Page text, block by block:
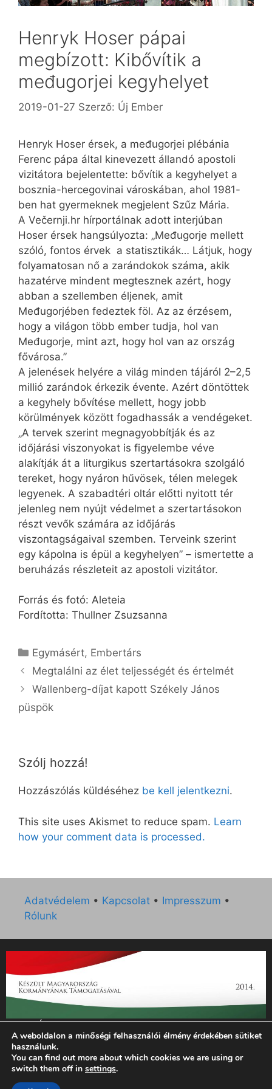
Henryk Hoser pápai
megbízott: Kibővítik a
međugorjei kegyhelyet
2019-01-27 Szerző: Új Ember
Henryk Hoser érsek, a međugorjei plébánia
Ferenc pápa által kinevezett állandó apostoli
vizitátora bejelentette: bővítik a kegyhelyet a
bosznia-hercegovinai városkában, ahol 1981-
ben hat gyermeknek megjelent Szűz Mária.
A Večernji.hr hírportálnak adott interjúban
Hoser érsek hangsúlyozta: „Međugorje mellett
szóló, fontos érvek a statisztikák… Látjuk, hogy
folyamatosan nő a zarándokok száma, akik
hazatérve mindent megtesznek azért, hogy
abban a szellemben éljenek, amit
Međugorjében fedeztek föl. Az az érzésem,
hogy a világon több ember tudja, hol van
Međugorje, mint azt, hogy hol van az ország
fővárosa.”
A jelenések helyére a világ minden tájáról 2–2,5
millió zarándok érkezik évente. Azért döntöttek
a kegyhely bővítése mellett, hogy jobb
körülmények között fogadhassák a vendégeket.
„A tervek szerint megnagyobbítják és az
időjárási viszonyokat is figyelembe véve
alakítják át a liturgikus szertartásokra szolgáló
tereket, hogy nyáron hűvösek, télen melegek
legyenek. A szabadtéri oltár előtti nyitott tér
jelenleg nem nyújt védelmet a szertartásokon
részt vevők számára az időjárás
viszontagságaival szemben. Terveink szerint
egy kápolna is épül a kegyhelyen” – ismertette a
beruházás részleteit az apostoli vizitátor.
Forrás és fotó: Aleteia
Fordította: Thullner Zsuzsanna
Kategória
Egymásért, Embertárs
Megtalálni az élet teljességét és értelmét
Wallenberg-díjat kapott Székely János
püspök
Szólj hozzá!
Hozzászólás küldéséhez be kell jelentkezni.
This site uses Akismet to reduce spam. Learn
how your comment data is processed.
Adatvédelem • Kapcsolat • Impresszum •
Rólunk
„Az Új Ember katolikus hetilap 2014. évi működésének
támogatását az EGYH-KCP-14-P-0121 sz. támogatási
szerződés keretében 3 000 000 Ft összegben támogatta az
Emberi Erőforrások Minisztériuma.”
A weboldalon a minőségi felhasználói élmény érdekében sütiket
használunk.
You can find out more about which cookies we are using or
switch them off in settings.